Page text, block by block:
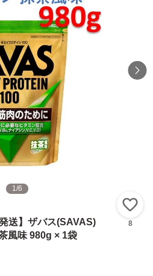
1/6
送】ザバス(SAVAS)
風味 980g × 1袋
8